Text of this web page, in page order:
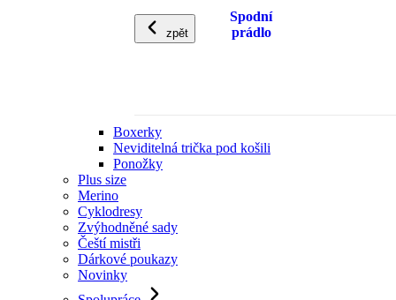
zpět
Spodní
prádlo
Boxerky
Neviditelná trička pod košili
Ponožky
Plus size
Merino
Cyklodresy
Zvýhodněné sady
Čeští mistři
Dárkové poukazy
Novinky